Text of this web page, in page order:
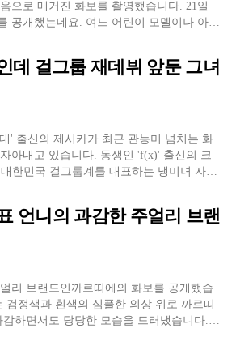
으로 매거진 화보를 촬영했습니다. 21일
공개했는데요. 여느 어린이 모델이나 아역
은 수위 덕분에 작품 속 자신의 연기를 보
예솔이에 대해 “말과 행동은 […]
데 걸그룹 재데뷔 앞둔 그녀
' 출신의 제시카가 최근 관능미 넘치는 화
아내고 있습니다. 동생인 'f(x)' 출신의 크
한민국 걸그룹계를 대표하는 냉미녀 자매
언니의 과감한 주얼리 브랜
리 브랜드인까르띠에의 화보를 공개했습
검정색과 흰색의 심플한 의상 위로 까르띠
하면서도 당당한 모습을 드러냈습니다.